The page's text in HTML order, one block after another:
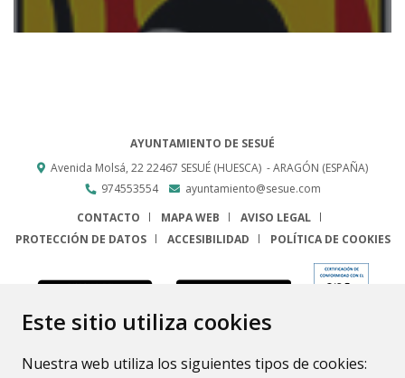
Este sitio utiliza cookies
Nuestra web utiliza los siguientes tipos de cookies:
AYUNTAMIENTO DE SESUÉ
Avenida Molsá, 2222467 SESUÉ (HUESCA) - ARAGÓN (ESPAÑA)
974553554
ayuntamiento@sesue.com
CONTACTO
MAPA WEB
AVISO LEGAL
PROTECCIÓN DE DATOS
ACCESIBILIDAD POLÍTICA DE COOKIES